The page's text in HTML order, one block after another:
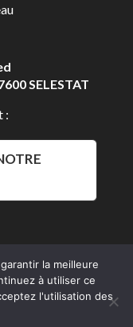
SELESTAT
:
réservés.
la meilleure
à utiliser ce
l'utilisation des